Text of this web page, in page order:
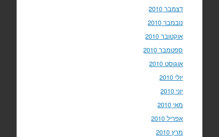
דצמבר 2010
נובמבר 2010
אוקטובר 2010
ספטמבר 2010
אוגוסט 2010
יולי 2010
יוני 2010
מאי 2010
אפריל 2010
מרץ 2010